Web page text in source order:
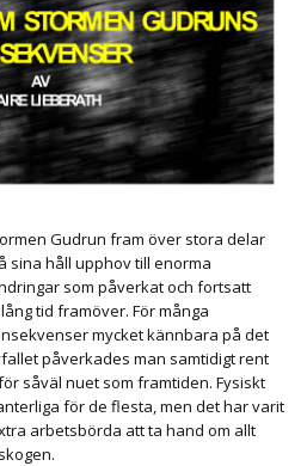
Gudrun fram över stora delar
sina håll upphov till enorma
som påverkat och fortsatt
tid framöver. För många
mycket kännbara på det
påverkades man samtidigt rent
såväl nuet som framtiden. Fysiskt
för de flesta, men det har varit
arbetsbörda att ta hand om allt